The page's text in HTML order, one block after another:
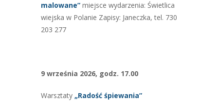
malowane” miejsce wydarzenia: Świetlica
wiejska w Polanie Zapisy: Janeczka, tel. 730
203 277
9 września 2026, godz. 17.00
Warsztaty „Radość śpiewania”